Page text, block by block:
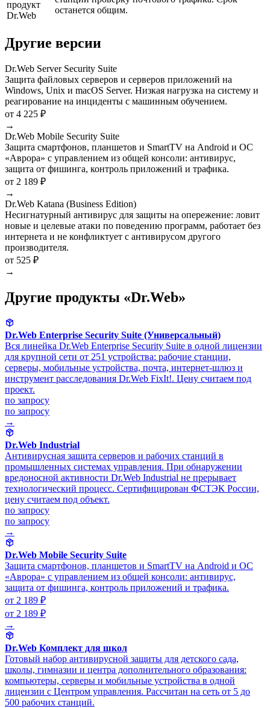
продукт
Dr.Web
останется общим.
Другие версии
Dr.Web Server Security Suite
Защита файловых серверов и серверов приложений на
Windows, Unix и macOS Server. Низкая нагрузка на систему и
реагирование на инциденты с машинным обучением.
от 4 225 ₽
→
Dr.Web Mobile Security Suite
Защита смартфонов, планшетов и SmartTV на Android и ОС
«Аврора» с управлением из общей консоли: антивирус,
защита от фишинга, контроль приложений и трафика.
от 2 189 ₽
→
Dr.Web Katana (Business Edition)
Несигнатурный антивирус для защиты на опережение: ловит
новые и целевые атаки по поведению программ, работает без
интернета и не конфликтует с антивирусом другого
производителя.
от 525 ₽
→
Другие продукты «Dr.Web»
Dr.Web Enterprise Security Suite (Универсальный)
Вся линейка Dr.Web Enterprise Security Suite в одной лицензии
для крупной сети от 251 устройства: рабочие станции,
серверы, мобильные устройства, почта, интернет-шлюз и
инструмент расследования Dr.Web FixIt!. Цену считаем под
проект.
по запросу
по запросу
→
Dr.Web Industrial
Антивирусная защита серверов и рабочих станций в
промышленных системах управления. При обнаружении
вредоносной активности Dr.Web Industrial не прерывает
технологический процесс. Сертифицирован ФСТЭК России,
цену считаем под объект.
по запросу
по запросу
→
Dr.Web Mobile Security Suite
Защита смартфонов, планшетов и SmartTV на Android и ОС
«Аврора» с управлением из общей консоли: антивирус,
защита от фишинга, контроль приложений и трафика.
от 2 189 ₽
от 2 189 ₽
→
Dr.Web Комплект для школ
Готовый набор антивирусной защиты для детского сада,
школы, гимназии и центра дополнительного образования:
компьютеры, серверы и мобильные устройства в одной
лицензии с Центром управления. Рассчитан на сеть от 5 до
500 рабочих станций.